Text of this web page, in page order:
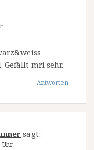
Gefällt mri sehr.
Antworten
sagt:
Uhr